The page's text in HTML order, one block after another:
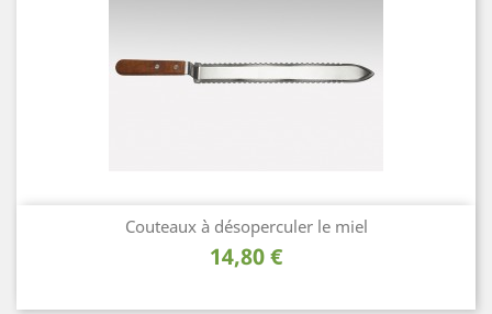
Couteaux à désoperculer le miel
Prix
14,80 €